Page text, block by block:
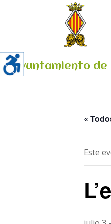
Ayuntamiento de
«
Este